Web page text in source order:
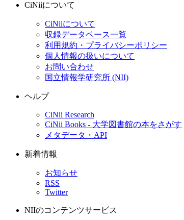
CiNiiについて
CiNiiについて
収録データベース一覧
利用規約・プライバシーポリシー
個人情報の扱いについて
お問い合わせ
国立情報学研究所 (NII)
ヘルプ
CiNii Research
CiNii Books - 大学図書館の本をさがす
メタデータ・API
新着情報
お知らせ
RSS
Twitter
NIIのコンテンツサービス